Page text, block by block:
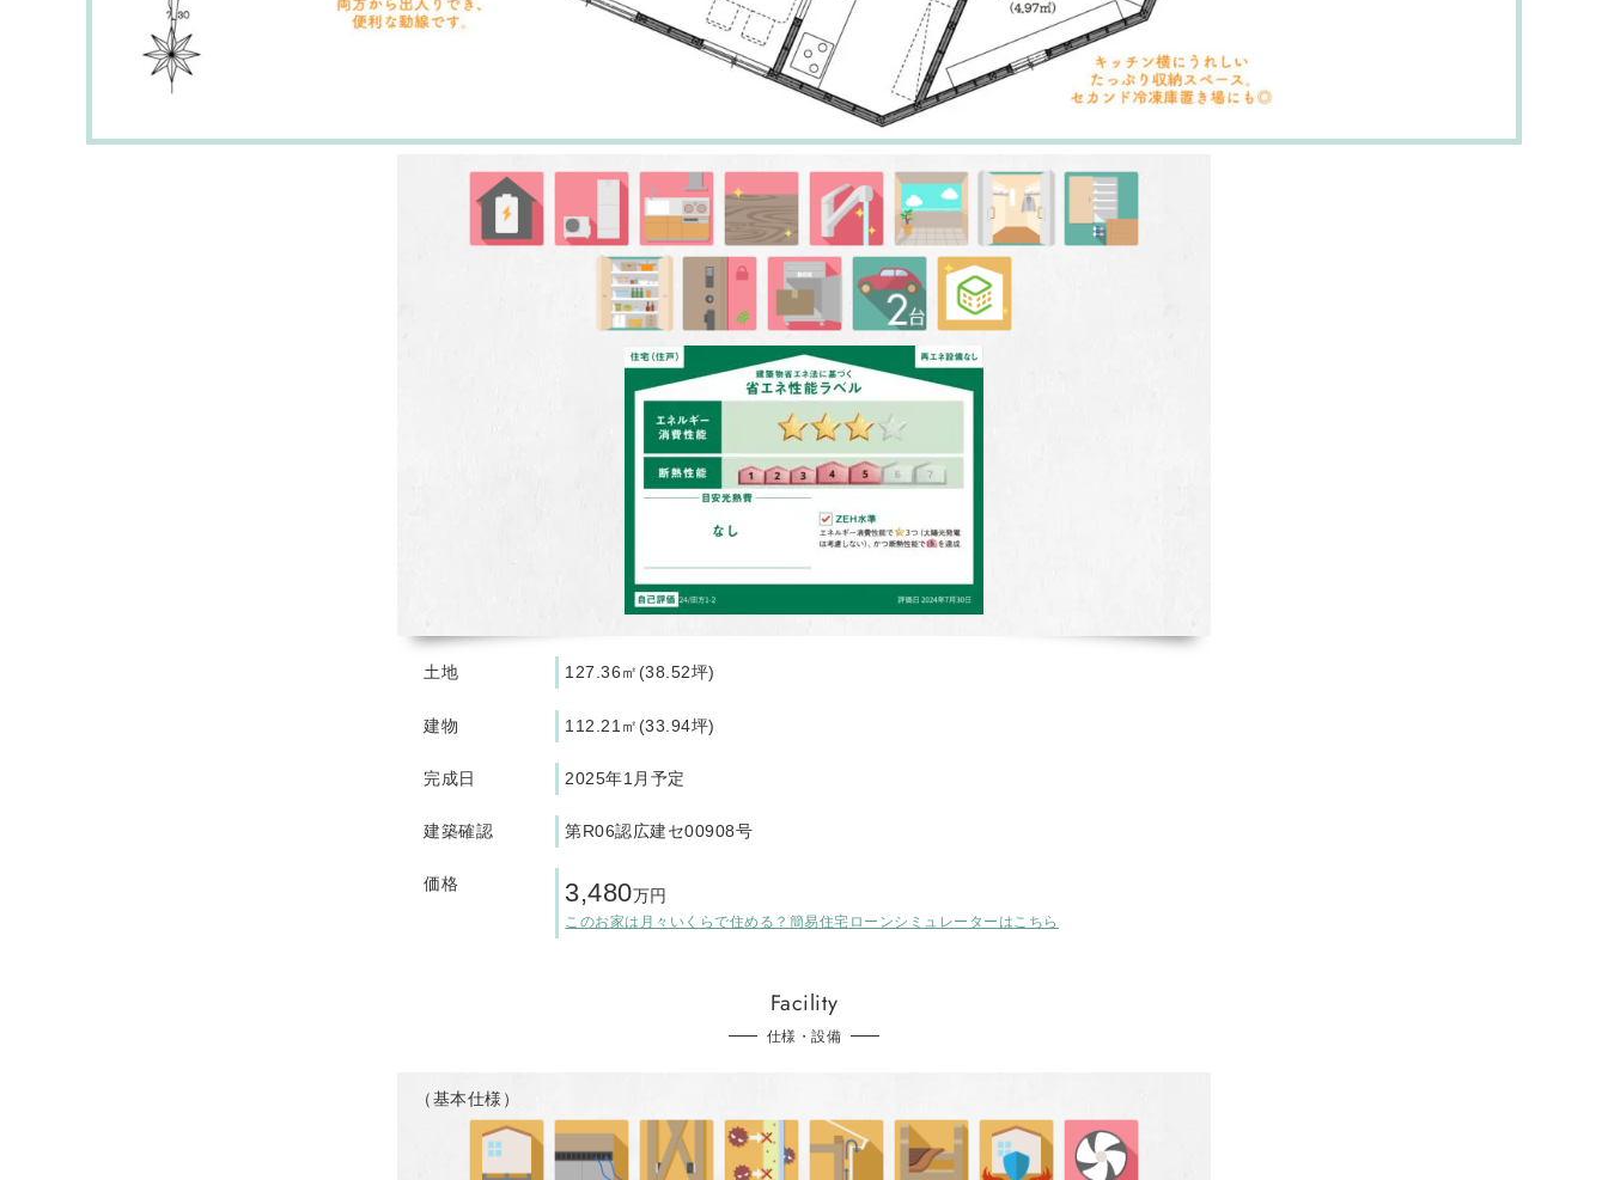
土地 127.36㎡(38.52坪)
建物 112.21㎡(33.94坪)
完成日 2025年1月予定
建築確認 第R06認広建セ00908号
価格 3,480万円
このお家は月々いくらで住める？簡易住宅ローンシミュレーターはこちら
Facility
仕様・設備
（基本仕様）